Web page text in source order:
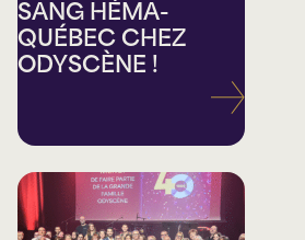
SANG HÉMA-
QUÉBEC CHEZ
ODYSCÈNE !